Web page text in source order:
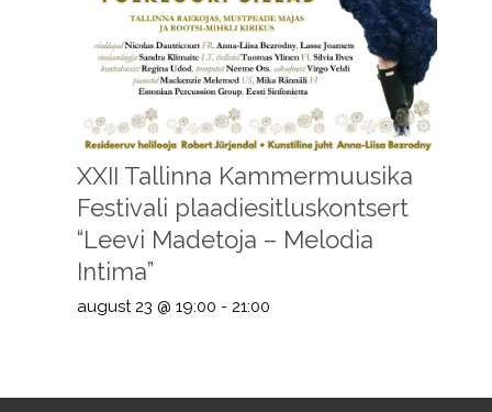
XXII Tallinna Kammermuusika
Festivali plaadiesitluskontsert
“Leevi Madetoja – Melodia
Intima”
august 23 @ 19:00 - 21:00